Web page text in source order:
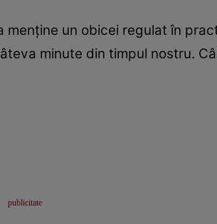
un obicei regulat în
minute din timpul nostru.